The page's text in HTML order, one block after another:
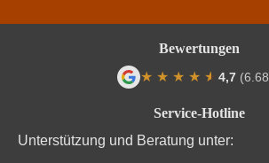
Traubenfarbe
Service-Hotline
Unterstützung und Beratung unter:
Bewertungen
★ ★ ★ ★ ★
★ 4,7